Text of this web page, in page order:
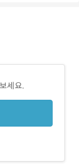
세요.